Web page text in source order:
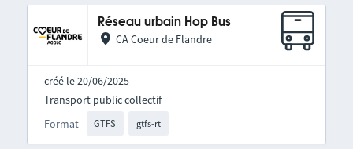
Réseau urbain Hop Bus
CA Coeur de Flandre
créé le 20/06/2025
Format GTFS gtfs-rt
Transport public collectif